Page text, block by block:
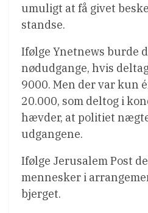
umuligt at få givet
standse.
Ifølge Ynetnews burde
nødudgange, hvis
9000. Men der var kun
20.000, som deltog i
hævder, at politiet
udgangene.
Ifølge Jerusalem Post
mennesker i
bjerget.